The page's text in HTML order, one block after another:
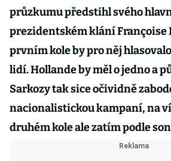
průzkumu předstihl svého
prezidentském klání Françoise
prvním kole by pro něj
lidí. Hollande by měl o jedno a
Sarkozy tak sice očividně
nacionalistickou kampaní, na
druhém kole ale zatím podle